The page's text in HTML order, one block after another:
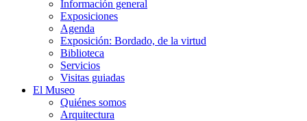
Información general
Exposiciones
Agenda
Exposición: Bordado, de la virtud
Biblioteca
Servicios
Visitas guiadas
El Museo
Quiénes somos
Arquitectura